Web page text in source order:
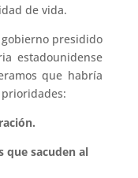
de vida.
presidido
estadounidense
que habría
que sacuden al